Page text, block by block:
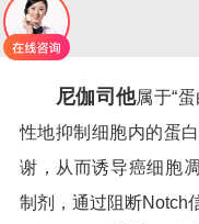
尼伽司他属于“
性地抑制细胞内的蛋
谢，从而诱导癌细胞
制剂，通过阻断Notch